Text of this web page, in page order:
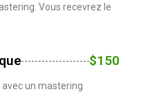
Vous recevrez le
$150
un mastering